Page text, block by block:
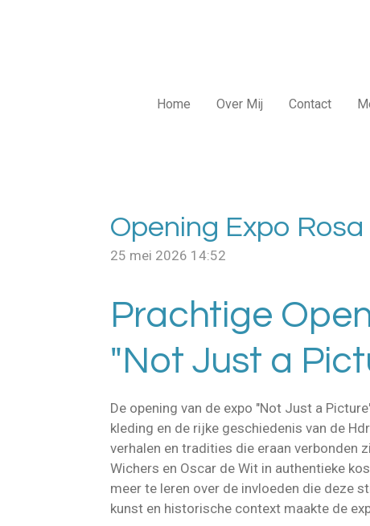
Home Over Mij Contact
Opening Expo
25 mei 2026 14:52
Prachtige
"Not Just a
De opening van de expo "Not Just a
kleding en de rijke geschiedenis van de
verhalen en tradities die eraan verbonden
Wichers en Oscar de Wit in authentieke
meer te leren over de invloeden die deze
kunst en historische context maakte de